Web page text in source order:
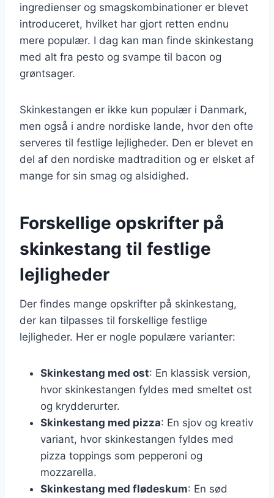
ingredienser og smagskombinationer er blevet
introduceret, hvilket har gjort retten endnu
mere populær. I dag kan man finde skinkestang
med alt fra pesto og svampe til bacon og
grøntsager.
Skinkestangen er ikke kun populær i Danmark,
men også i andre nordiske lande, hvor den ofte
serveres til festlige lejligheder. Den er blevet en
del af den nordiske madtradition og er elsket af
mange for sin smag og alsidighed.
Forskellige opskrifter på
skinkestang til festlige
lejligheder
Der findes mange opskrifter på skinkestang,
der kan tilpasses til forskellige festlige
lejligheder. Her er nogle populære varianter:
Skinkestang med ost: En klassisk version,
hvor skinkestangen fyldes med smeltet ost
og krydderurter.
Skinkestang med pizza: En sjov og kreativ
variant, hvor skinkestangen fyldes med
pizza toppings som pepperoni og
mozzarella.
Skinkestang med flødeskum: En sød